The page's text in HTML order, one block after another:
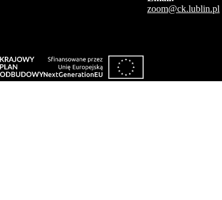
zoom@ck.lublin.pl